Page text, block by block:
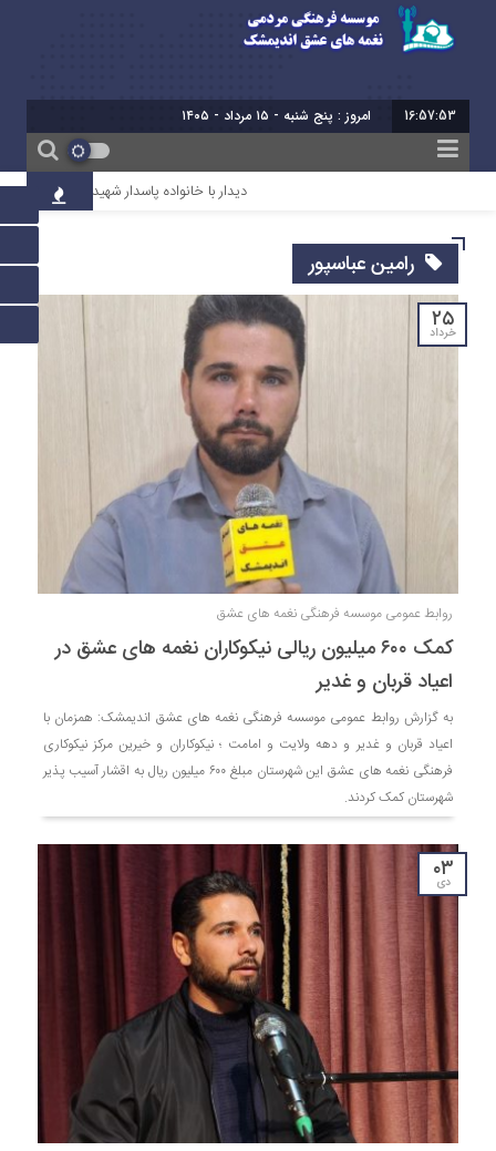
16:57:54 امروز : پنج شنبه - ۱۵ مرداد - ۱۴۰۵
دیدار با خانواده پاسدار شهید سروش میرعالی
رامین عباسپور
۲۵
خرداد
روابط عمومی موسسه فرهنگی نغمه های عشق
کمک ۶۰۰ میلیون ریالی نیکوکاران نغمه های عشق در
اعیاد قربان و غدیر
به گزارش روابط عمومی موسسه فرهنگی نغمه های عشق اندیمشک: همزمان با
اعیاد قربان و غدیر و دهه ولایت و امامت ؛ نیکوکاران و خیرین مرکز نیکوکاری
فرهنگی نغمه های عشق این شهرستان مبلغ ۶۰۰ میلیون ریال به اقشار آسیب پذیر
شهرستان کمک کردند.
۰۳
دی